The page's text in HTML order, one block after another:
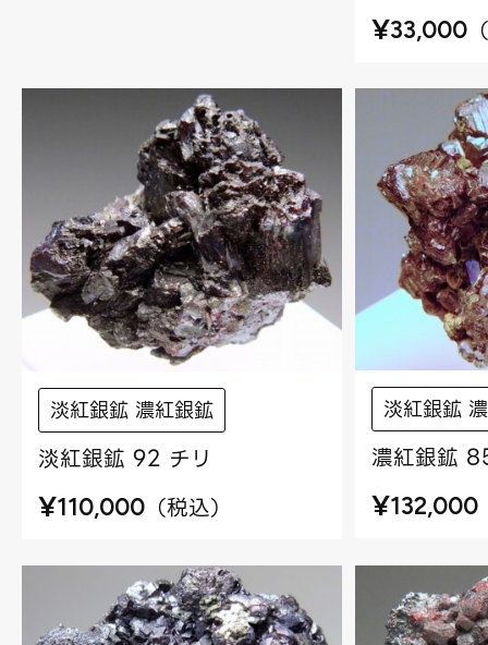
¥33,000 （
淡紅銀鉱 濃紅銀鉱
淡紅銀鉱 92 チリ
¥110,000 （税込）
淡紅銀鉱
濃紅銀鉱
¥132,000